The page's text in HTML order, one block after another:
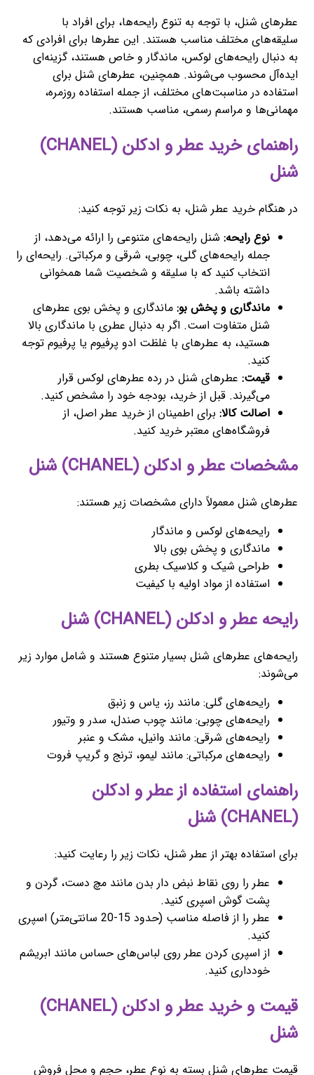
عطرهای شنل، با توجه به تنوع رایحه‌ها، برای افراد با
سلیقه‌های مختلف مناسب هستند. این عطرها برای افرادی که
به دنبال رایحه‌های لوکس، ماندگار و خاص هستند، گزینه‌ای
ایده‌آل محسوب می‌شوند. همچنین، عطرهای شنل برای
استفاده در مناسبت‌های مختلف، از جمله استفاده روزمره،
مهمانی‌ها و مراسم رسمی، مناسب هستند.
راهنمای خرید عطر و ادکلن (CHANEL)
شنل
در هنگام خرید عطر شنل، به نکات زیر توجه کنید:
نوع رایحه: شنل رایحه‌های متنوعی را ارائه می‌دهد، از
جمله رایحه‌های گلی، چوبی، شرقی و مرکباتی. رایحه‌ای را
انتخاب کنید که با سلیقه و شخصیت شما همخوانی
داشته باشد.
ماندگاری و پخش بو: ماندگاری و پخش بوی عطرهای
شنل متفاوت است. اگر به دنبال عطری با ماندگاری بالا
هستید، به عطرهای با غلظت ادو پرفیوم یا پرفیوم توجه
کنید.
قیمت: عطرهای شنل در رده عطرهای لوکس قرار
می‌گیرند. قبل از خرید، بودجه خود را مشخص کنید.
اصالت کالا: برای اطمینان از خرید عطر اصل، از
فروشگاه‌های معتبر خرید کنید.
مشخصات عطر و ادکلن (CHANEL) شنل
عطرهای شنل معمولاً دارای مشخصات زیر هستند:
رایحه‌های لوکس و ماندگار
ماندگاری و پخش بوی بالا
طراحی شیک و کلاسیک بطری
استفاده از مواد اولیه با کیفیت
رایحه عطر و ادکلن (CHANEL) شنل
رایحه‌های عطرهای شنل بسیار متنوع هستند و شامل موارد زیر
می‌شوند:
رایحه‌های گلی: مانند رز، یاس و زنبق
رایحه‌های چوبی: مانند چوب صندل، سدر و وتیور
رایحه‌های شرقی: مانند وانیل، مشک و عنبر
رایحه‌های مرکباتی: مانند لیمو، ترنج و گریپ فروت
راهنمای استفاده از عطر و ادکلن
(CHANEL) شنل
برای استفاده بهتر از عطر شنل، نکات زیر را رعایت کنید:
عطر را روی نقاط نبض دار بدن مانند مچ دست، گردن و
پشت گوش اسپری کنید.
عطر را از فاصله مناسب (حدود 15-20 سانتی‌متر) اسپری
کنید.
از اسپری کردن عطر روی لباس‌های حساس مانند ابریشم
خودداری کنید.
قیمت و خرید عطر و ادکلن (CHANEL)
شنل
قیمت عطرهای شنل بسته به نوع عطر، حجم و محل فروش